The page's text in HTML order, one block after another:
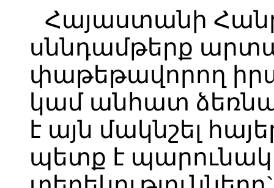
Հայաստանի
սննդամթերք
փաթեթավորող
կամ անհատ
է այն մակնշել
պետք է